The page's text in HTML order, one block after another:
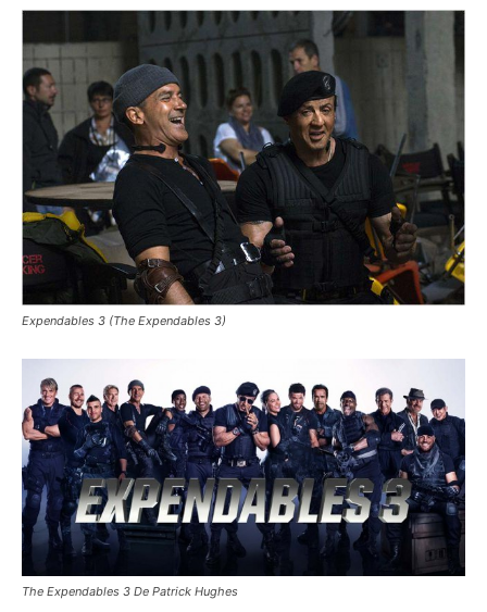
Expendables 3 (The Expendables 3)
The Expendables 3 De Patrick Hughes